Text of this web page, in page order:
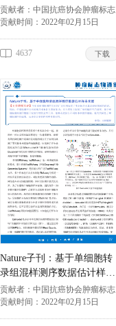
性病变
贡献者： 中国抗癌协会肿瘤标志
专业委员会
贡献时间： 2022年02月15日
4637 下载
Nature子刊：基于单细胞转
录组混样测序数据估计样本
来源
贡献者： 中国抗癌协会肿瘤标志
专业委员会
贡献时间： 2022年02月15日